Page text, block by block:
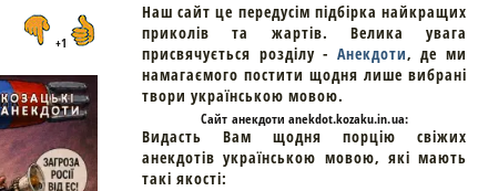
+1
Наш сайт це передусім підбірка найкращих
приколів та жартів. Велика увага
присвячується розділу - Анекдоти, де ми
намагаємого постити щодня лише вибрані
твори українською мовою.
Cайт анекдоти anekdot.kozaku.in.ua:
Видасть Вам щодня порцію свіжих
анекдотів українською мовою, які мають
такі якості: